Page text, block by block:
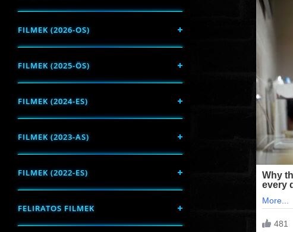
FILMEK (2026-OS)
FILMEK (2025-ÖS)
FILMEK (2024-ES)
FILMEK (2023-AS)
FILMEK (2022-ES)
FELIRATOS FILMEK